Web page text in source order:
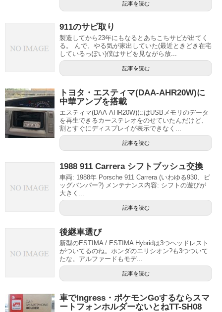
記事を読む
911のサビ取り
製造してから23年にもなるとあちこちサビが出てく
る。 んで、やる気が家出していた(最近ときどき在宅
しているっぽい)僕はサビを見ながら放...
記事を読む
トヨタ・エスティマ(DAA‑AHR20W)に
中華アンプを搭載
エスティマ(DAA‑AHR20W)にはUSBメモリのデータ
を再生できるカーステレオをのせていたんだけど、
割とすぐにディスプレイが表示できなく...
記事を読む
1988 911 Carrera シフトブッシュ交換
車両: 1988年 Porsche 911 Carrera (いわゆる930、ビ
ッグバンパー?) メンテナンス内容: シフトの遊びが
大きく...
記事を読む
後継車選び
新型のESTIMA / ESTIMA Hybridは3つヘッドレスト
がついてるのね。ホンダのエリシオン?も3つついて
たな。アルファードもモデ...
記事を読む
車でIngress・ポケモンGoするならスマ
ートフォンホルダーないとねTT-SH08